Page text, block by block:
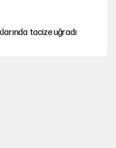
tacize uğradı